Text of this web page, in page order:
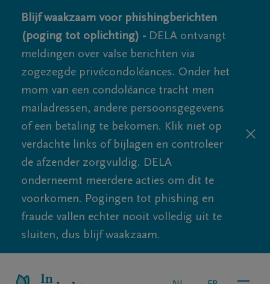
Blijf waakzaam voor phishingberichten
(poging tot oplichting) - DELA ontvangt
meldingen over valse berichten via
zogezegde privécondoléances. Onder het
mom van een condoléance tracht men
mailadressen, andere persoonsgegevens
of een betaling te bekomen. Klik niet op
verdachte links of bijlagen en controleer
de afzender zorgvuldig. DELA
onderneemt meerdere acties om dit te
voorkomen. Pogingen tot phishing en
fraude vallen echter nooit volledig uit te
sluiten, dus blijf waakzaam.